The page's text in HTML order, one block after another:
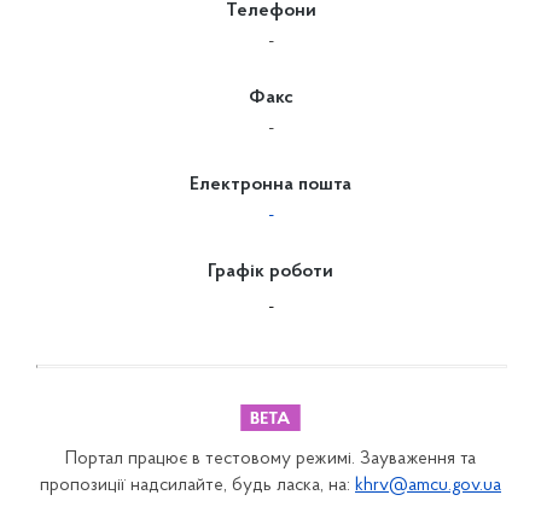
Телефони
-
Факс
-
Електронна пошта
-
Графік роботи
-
Портал працює в тестовому режимі. Зауваження та
пропозиції надсилайте, будь ласка, на: khrv@amcu.gov.ua